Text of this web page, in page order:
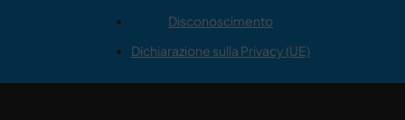
Disconoscimento
Dichiarazione sulla Privacy (UE)